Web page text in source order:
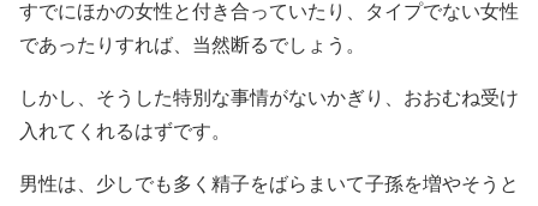
すでにほかの女性と付き合っていたり、タイプでない女性
であったりすれば、当然断るでしょう。
しかし、そうした特別な事情がないかぎり、おおむね受け
入れてくれるはずです。
男性は、少しでも多く精子をばらまいて子孫を増やそうと